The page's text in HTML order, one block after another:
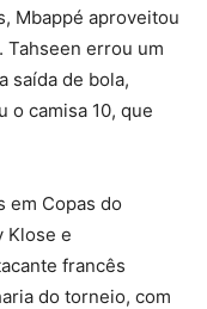
Mbappé aproveitou
Tahseen errou um
saída de bola,
o camisa 10, que
em Copas do
Klose e
francês
do torneio, com